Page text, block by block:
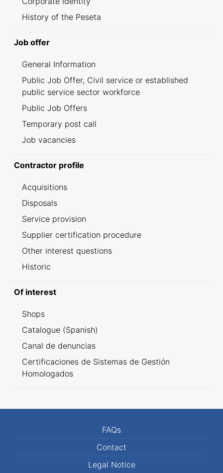
History of the Peseta
Job offer
General Information
Public Job Offer, Civil service or established
public service sector workforce
Public Job Offers
Temporary post call
Job vacancies
Contractor profile
Acquisitions
Disposals
Service provision
Supplier certification procedure
Other interest questions
Historic
Of interest
Shops
Catalogue (Spanish)
Canal de denuncias
Certificaciones de Sistemas de Gestión
Homologados
FAQs
Contact
Legal Notice